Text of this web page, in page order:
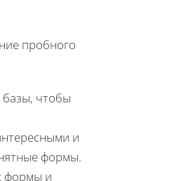
пробного
базы, чтобы
и
формы.
формы и